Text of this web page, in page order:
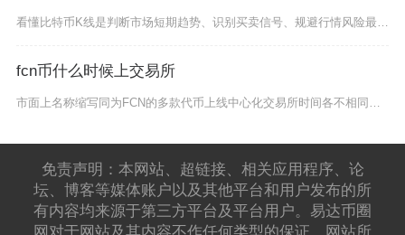
fcn币什么时候上交易所
免责声明：本网站、超链接、相关应用程序、论
坛、博客等媒体账户以及其他平台和用户发布的所
有内容均来源于第三方平台及平台用户。易达币圈